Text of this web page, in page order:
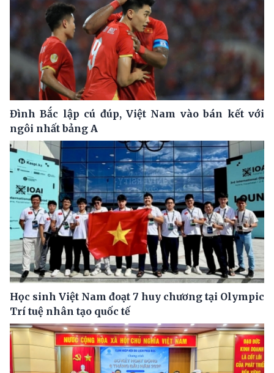
Đình Bắc lập cú đúp, Việt Nam vào bán kết với
ngôi nhất bảng A
Học sinh Việt Nam đoạt 7 huy chương tại Olympic
Trí tuệ nhân tạo quốc tế